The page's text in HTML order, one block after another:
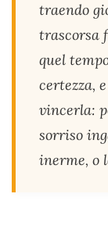
traendo
trascorsa
quel
certezza,
vincerla:
sorriso
inerme, o